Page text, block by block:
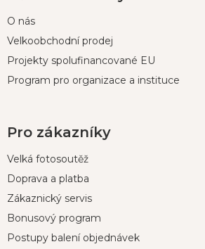
O nás
Velkoobchodní prodej
Projekty spolufinancované EU
Program pro organizace a instituce
Pro zákazníky
Velká fotosoutěž
Doprava a platba
Zákaznický servis
Bonusový program
Postupy balení objednávek